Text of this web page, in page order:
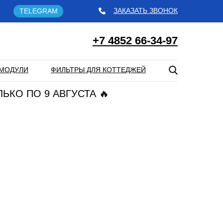
+7 4852 66-34-97
ЗАКАЗАТЬ ЗВОНОК
ФИЛЬТРЫ ДЛЯ КОТТЕДЖЕЙ
ПО 9 АВГУСТА 🔥
TELEGRAM